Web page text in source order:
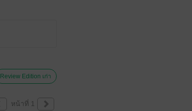
Review Edition เก่า
หน้าที่ 1